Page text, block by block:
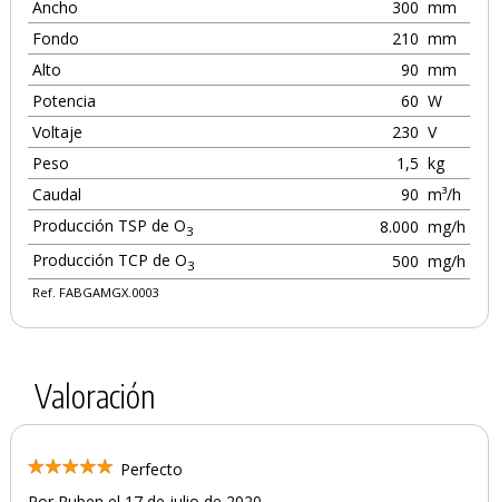
Ancho 300 mm
Fondo
210 mm
Alto
90 mm
Potencia
60 W
Voltaje
230 V
Peso
1,5 kg
Caudal
90 m³/h
Producción TSP de O3 8.000 mg/h
Producción TCP de O3 500 mg/h
Ref. FABGAMGX.0003
Valoración
Perfecto